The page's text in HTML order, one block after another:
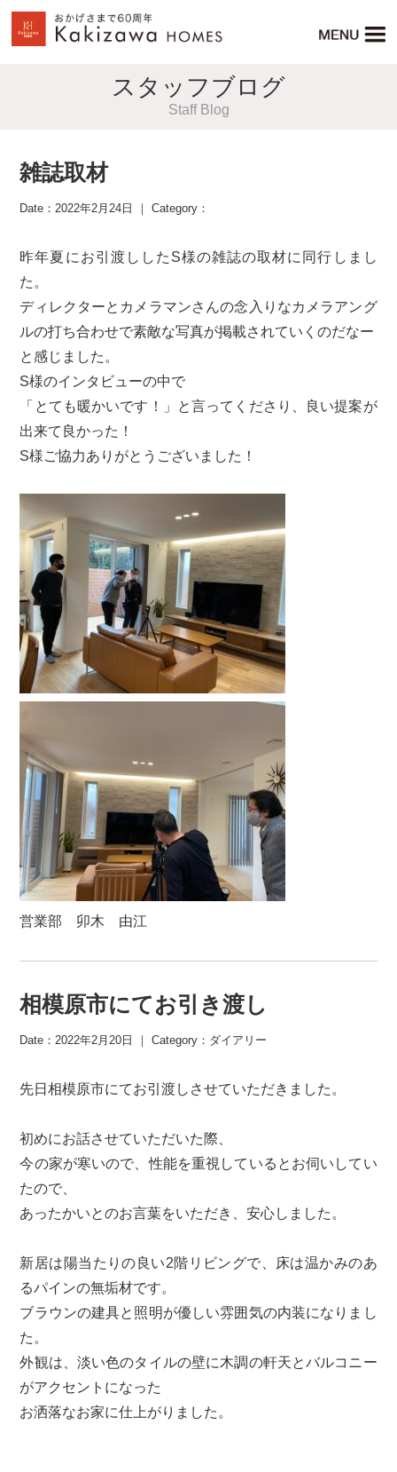
スタッフブログ
Staff Blog
雑誌取材
Date：2022年2月24日 ｜ Category：
昨年夏にお引渡ししたS様の雑誌の取材に同行しまし
た。
ディレクターとカメラマンさんの念入りなカメラアング
ルの打ち合わせで素敵な写真が掲載されていくのだなー
と感じました。
S様のインタビューの中で
「とても暖かいです！」と言ってくださり、良い提案が
出来て良かった！
S様ご協力ありがとうございました！
営業部 卯木 由江
相模原市にてお引き渡し
Date：2022年2月20日 ｜ Category： ダイアリー
先日相模原市にてお引渡しさせていただきました。
初めにお話させていただいた際、
今の家が寒いので、性能を重視しているとお伺いしてい
たので、
あったかいとのお言葉をいただき、安心しました。
新居は陽当たりの良い2階リビングで、床は温かみのあ
るパインの無垢材です。
ブラウンの建具と照明が優しい雰囲気の内装になりまし
た。
外観は、淡い色のタイルの壁に木調の軒天とバルコニー
がアクセントになった
お洒落なお家に仕上がりました。